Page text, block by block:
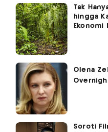
Tak
hingga
Ekonomi
Soroti